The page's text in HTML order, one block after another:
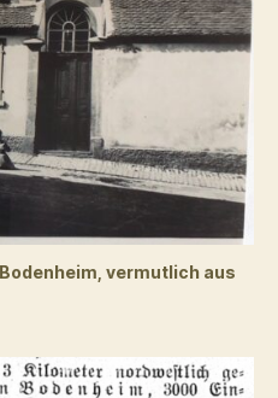
vermutlich aus